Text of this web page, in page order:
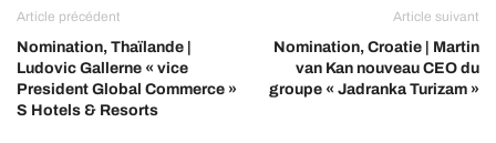
Article précédent
Nomination, Thaïlande |
Ludovic Gallerne « vice
President Global Commerce »
S Hotels & Resorts
Article suivant
Nomination, Croatie | Martin
van Kan nouveau CEO du
groupe « Jadranka Turizam »